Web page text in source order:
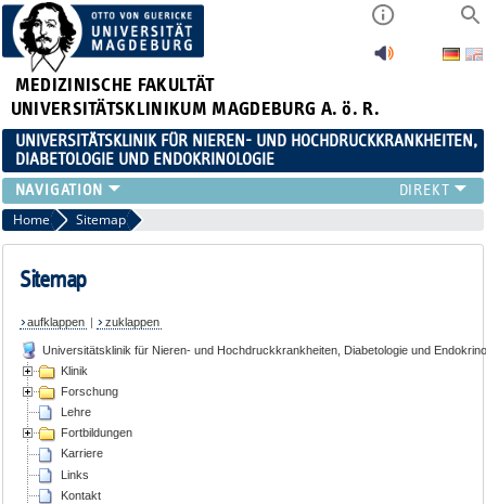
MEDIZINISCHE FAKULTÄT
UNIVERSITÄTSKLINIKUM MAGDEBURG A. ö. R.
UNIVERSITÄTSKLINIK FÜR NIEREN- UND HOCHDRUCKKRANKHEITEN,
DIABETOLOGIE UND ENDOKRINOLOGIE
KLINIK
FORSCHUNG
LEHRE
KARRIERE
LINKS
KONTAKT
AKTUELLES
Home Sitemap
Sitemap
aufklappen | zuklappen
Universitätsklinik für Nieren- und Hochdruckkrankheiten, Diabetologie und
Klinik
Forschung
Lehre
Fortbildungen
Karriere
Links
Kontakt